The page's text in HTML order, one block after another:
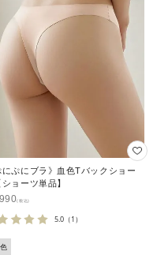
にぷにブラ》血色Tバックショー
ショーツ単品】
5.0（1）